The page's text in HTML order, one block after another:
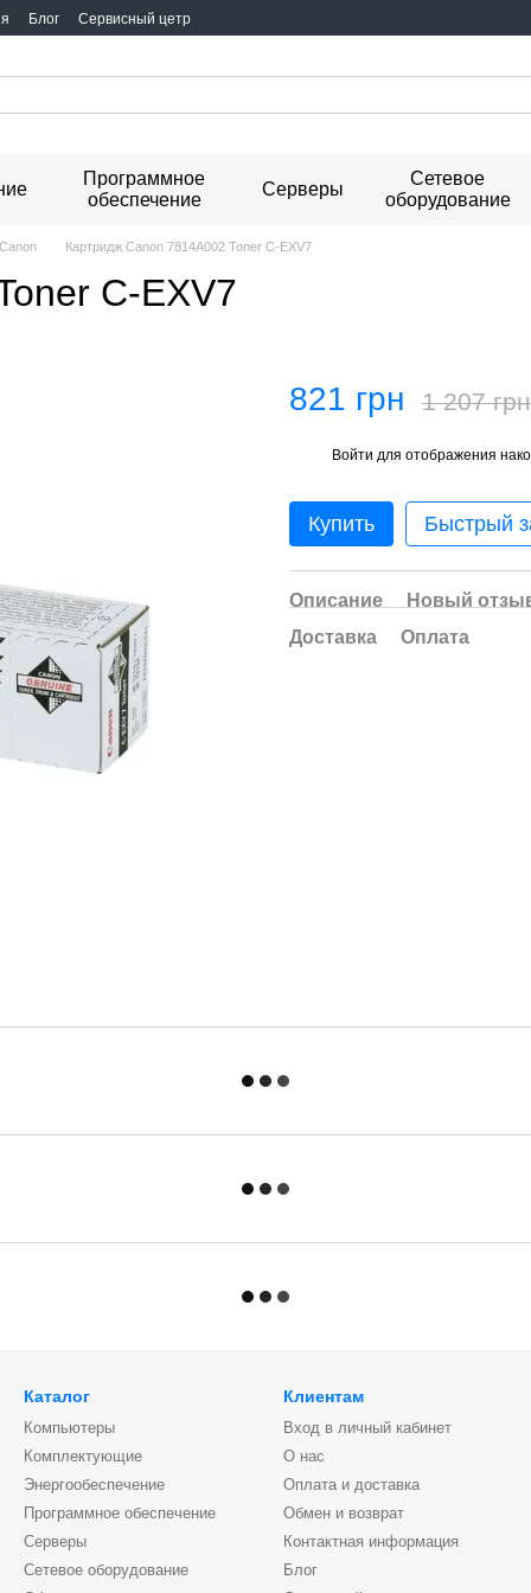
Блог Сервисный цетр
Программное
обеспечение
Серверы
Сетевое
оборудование
Картридж Canon 7814A002 Toner C-EXV7
C-EXV7
821 грн 1 207 грн
Войти для отображения
Купить Быстрый
Описание
Новый
Доставка
Оплата
Каталог
Компьютеры
Комплектующие
Энергообеспечение
Программное обеспечение
Серверы
Сетевое оборудование
Клиентам
Вход в личный кабинет
О нас
Оплата и доставка
Обмен и возврат
Контактная информация
Блог